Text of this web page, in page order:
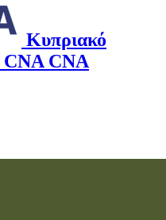
Κυπριακό
CNA CNA